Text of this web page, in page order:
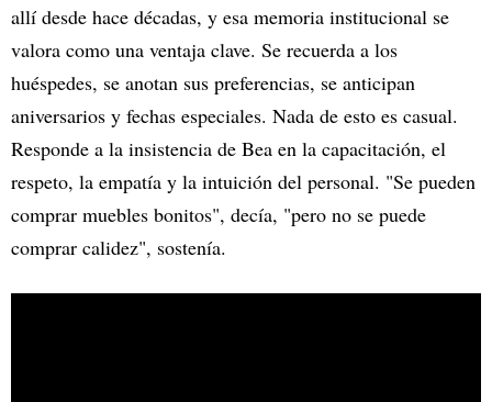
allí desde hace décadas, y esa memoria institucional se
valora como una ventaja clave. Se recuerda a los
huéspedes, se anotan sus preferencias, se anticipan
aniversarios y fechas especiales. Nada de esto es casual.
Responde a la insistencia de Bea en la capacitación, el
respeto, la empatía y la intuición del personal. "Se pueden
comprar muebles bonitos", decía, "pero no se puede
comprar calidez", sostenía.